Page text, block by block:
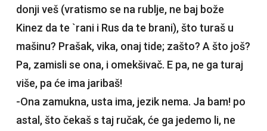
donji veš (vratismo se na rublje, ne baj bože
Kinez da te `rani i Rus da te brani), što turaš u
mašinu? Prašak, vika, onaj tide; zašto? A što još?
Pa, zamisli se ona, i omekšivač. E pa, ne ga turaj
više, pa će ima jaribaš!
-Ona zamukna, usta ima, jezik nema. Ja bam! po
astal, što čekaš s taj ručak, će ga jedemo li, ne